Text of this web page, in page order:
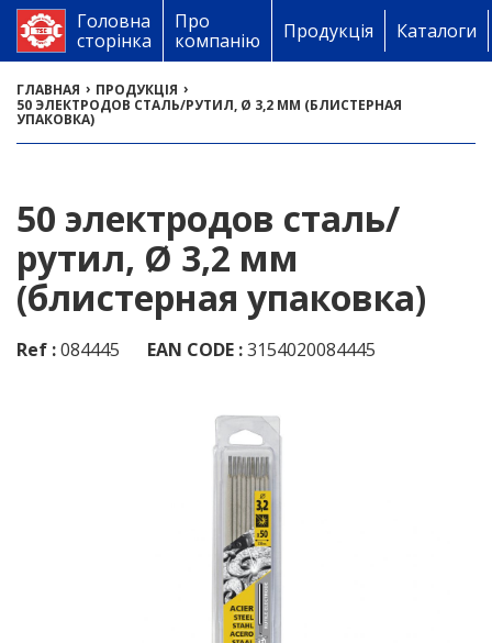
Головна
сторінка
Про
компанію
Продукція Каталоги
ГЛАВНАЯ › ПРОДУКЦІЯ ›
50 ЭЛЕКТРОДОВ СТАЛЬ/РУТИЛ, Ø 3,2 ММ (БЛИСТЕРНАЯ
УПАКОВКА)
50 электродов сталь/
рутил, Ø 3,2 мм
(блистерная упаковка)
Ref :084445 EAN CODE :3154020084445